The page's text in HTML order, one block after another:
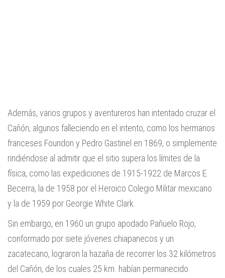
Además, varios grupos y aventureros han intentado cruzar el
Cañón, algunos falleciendo en el intento, como los hermanos
franceses Foundon y Pedro Gastinel en 1869, o simplemente
rindiéndose al admitir que el sitio supera los límites de la
física, como las expediciones de 1915-1922 de Marcos E.
Becerra, la de 1958 por el Heroico Colegio Militar mexicano
y la de 1959 por Georgie White Clark.
Sin embargo, en 1960 un grupo apodado Pañuelo Rojo,
conformado por siete jóvenes chiapanecos y un
zacatecano, lograron la hazaña de recorrer los 32 kilómetros
del Cañón, de los cuales 25 km. habían permanecido